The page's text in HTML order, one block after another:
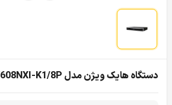
دستگاه هایک ویژن مدل DS-7608NXI-K1/8P